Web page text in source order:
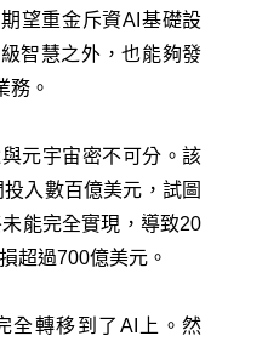
望重金斥資AI基礎設
智慧之外，也能夠發
務。
元宇宙密不可分。該
入數百億美元，試圖
能完全實現，導致20
超過700億美元。
全轉移到了AI上。然